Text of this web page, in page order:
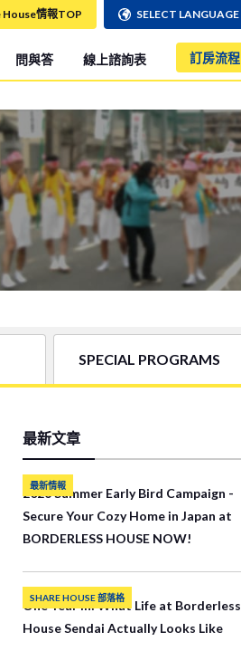
問與答 線上諮詢表 訂房流程
House情報TOP SELECT LANGUAGE
SPECIAL PROGRAMS
最新文章
最新情報
2026 Summer Early Bird Campaign -
Secure Your Cozy Home in Japan at
BORDERLESS HOUSE NOW!
SHARE HOUSE 部落格
One Year In: What Life at Borderless
House Sendai Actually Looks Like